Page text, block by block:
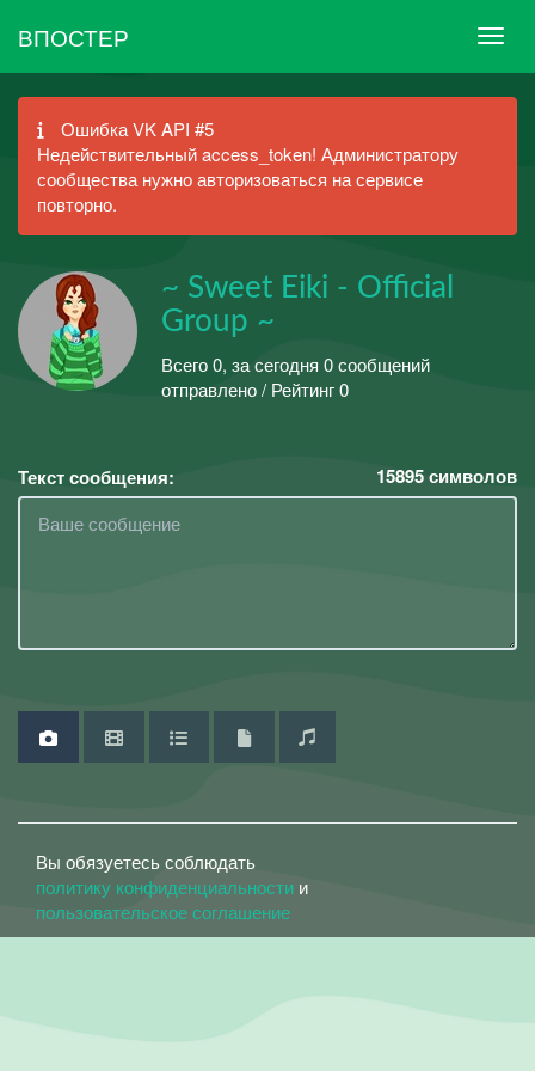
ВПОСТЕР
Ошибка VK API #5
Недействительный access_token! Администратору
сообщества нужно авторизоваться на сервисе
повторно.
~ Sweet Eiki - Official
Group ~
Всего 0, за сегодня 0 сообщений
отправлено / Рейтинг 0
Текст сообщения: 15895символов
Вы обязуетесь соблюдать
политику конфиденциальности и
пользовательское соглашение